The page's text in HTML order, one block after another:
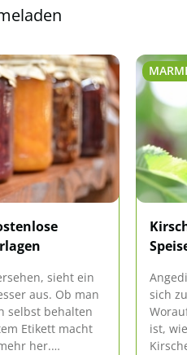
sieht ein
aus. Ob man
selbst behalten
Etikett macht
her.
sich
ist,